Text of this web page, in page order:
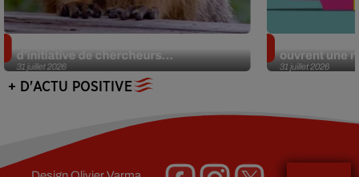
31 juillet 2026
d’initiative de chercheurs...
31 juillet 2026
ouvrent une
+ D'ACTU POSITIVE